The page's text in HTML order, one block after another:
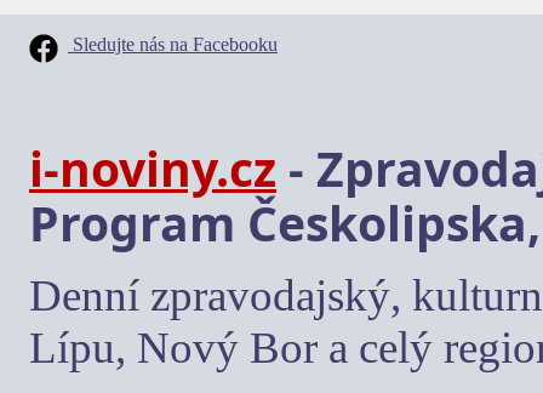
Sledujte nás na Facebooku
i-noviny.cz -
Program
Denní zpravodajský,
Lípu, Nový Bor a celý